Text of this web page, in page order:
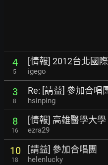
4
5
[情報] 2012台北國
igego
3
8
Re: [請益] 參加合唱
hsinping
8
16
[情報] 高雄醫學大
ezra29
10
18
[請益] 參加合唱團
helenlucky